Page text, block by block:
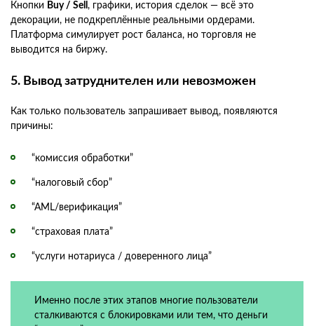
Кнопки Buy / Sell , графики, история сделок — всё это
декорации, не подкреплённые реальными ордерами.
Платформа симулирует рост баланса, но торговля не
выводится на биржу.
5. Вывод затруднителен или невозможен
Как только пользователь запрашивает вывод, появляются
причины:
“комиссия обработки”
“налоговый сбор”
“AML/верификация”
“страховая плата”
“услуги нотариуса / доверенного лица”
Именно после этих этапов многие пользователи
сталкиваются с блокировками или тем, что деньги